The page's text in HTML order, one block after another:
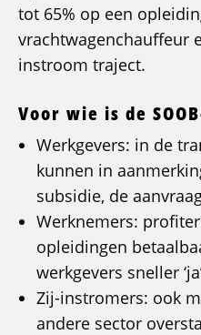
tot 65% op een
vrachtwagenchauffeur
instroom traject.
Voor wie is de
Werkgevers: in de
kunnen in
subsidie, de
Werknemers:
opleidingen
werkgevers sneller
Zij-instromers: ook
andere sector